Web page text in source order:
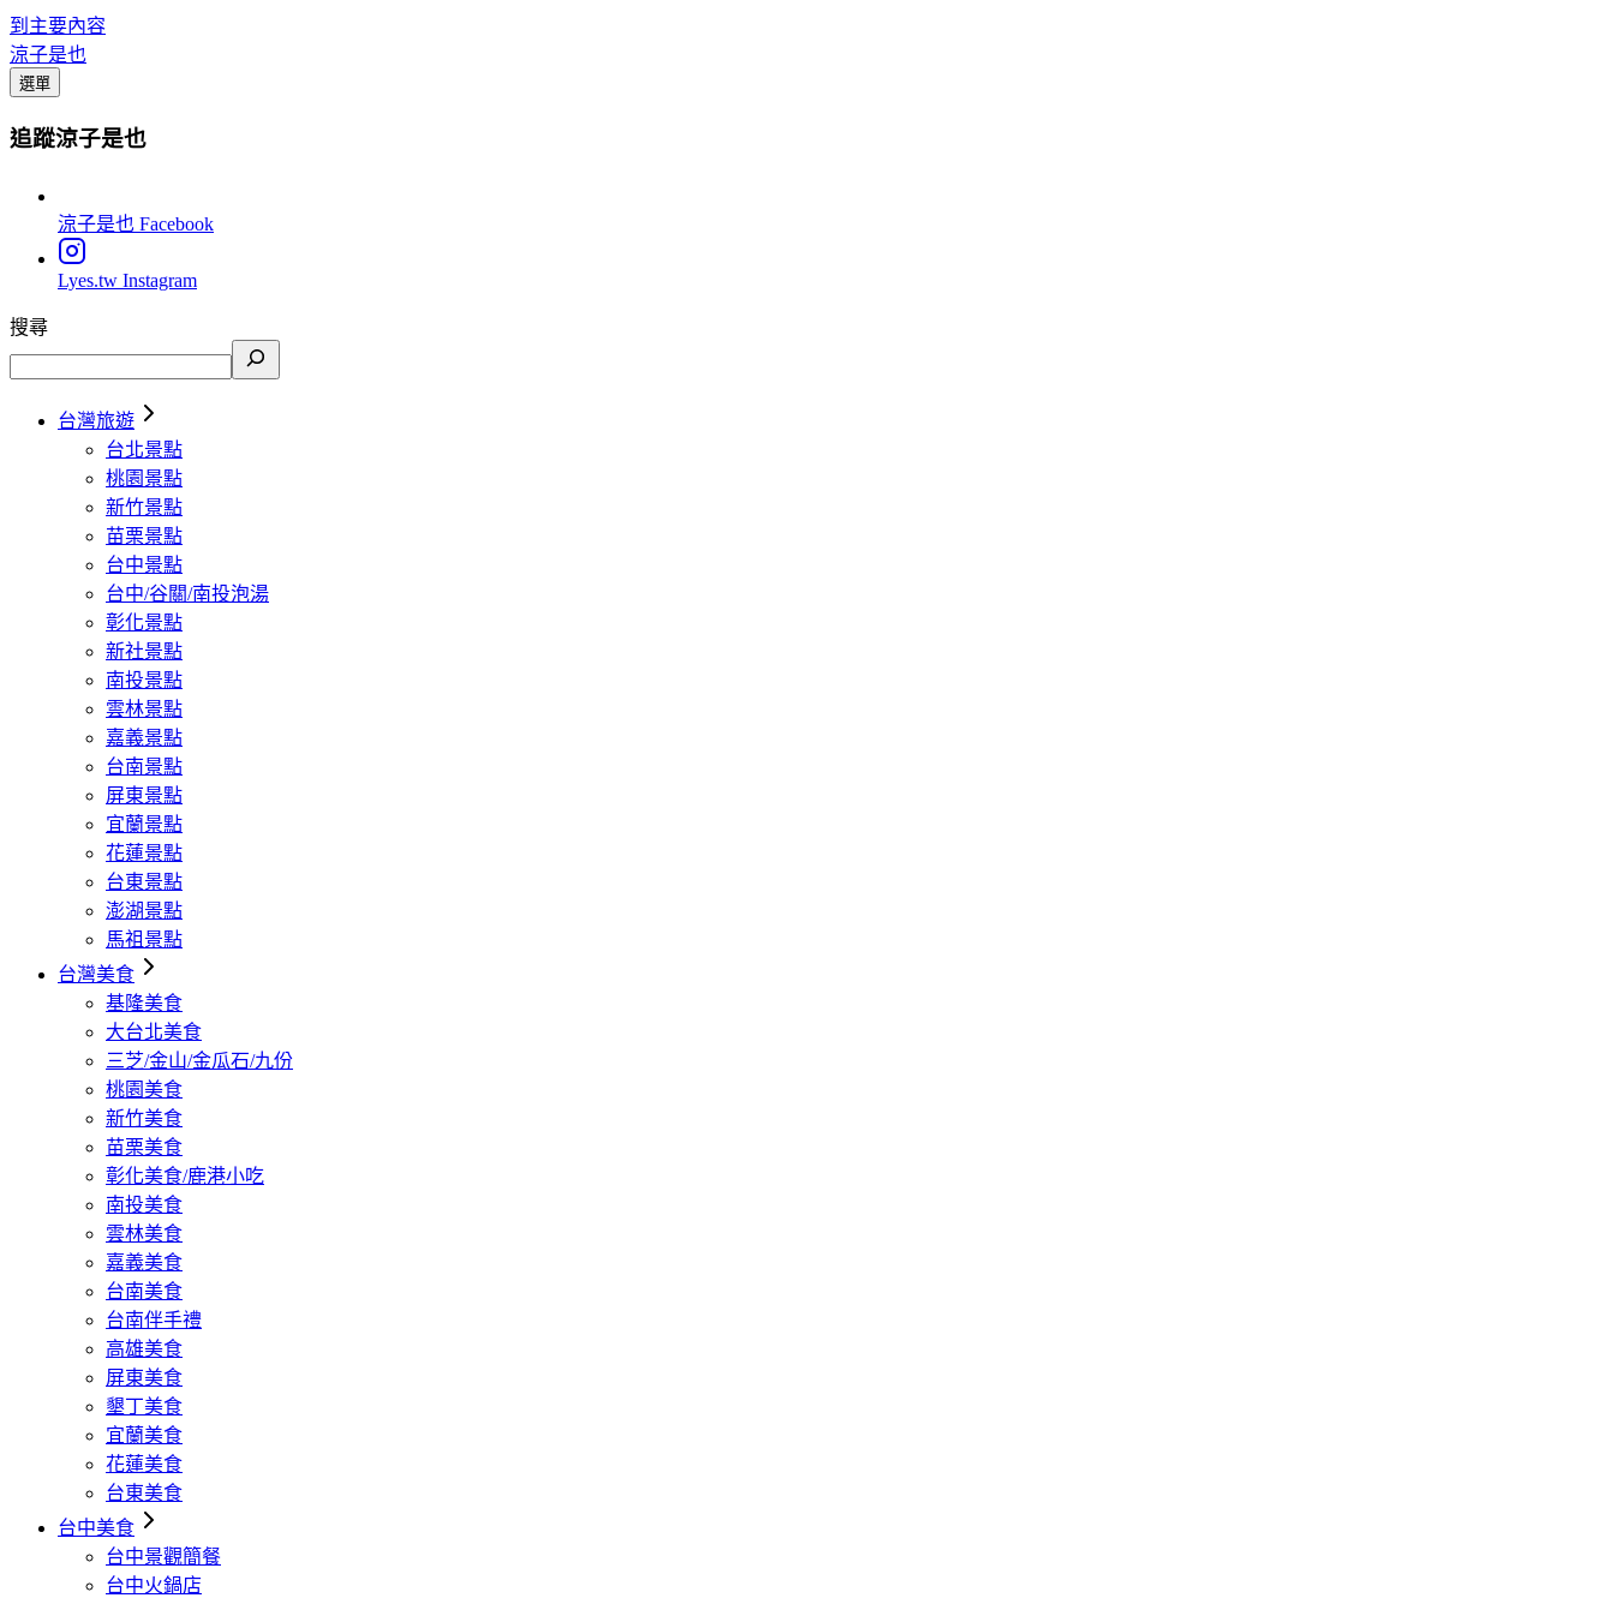
到主要內容
涼子是也
選單
追蹤涼子是也
涼子是也 Facebook
Lyes.tw Instagram
搜尋
台灣旅遊
台北景點
桃園景點
新竹景點
苗栗景點
台中景點
台中/谷關/南投泡湯
彰化景點
新社景點
南投景點
雲林景點
嘉義景點
台南景點
屏東景點
宜蘭景點
花蓮景點
台東景點
澎湖景點
馬祖景點
台灣美食
基隆美食
大台北美食
三芝/金山/金瓜石/九份
桃園美食
新竹美食
苗栗美食
彰化美食/鹿港小吃
南投美食
雲林美食
嘉義美食
台南美食
台南伴手禮
高雄美食
屏東美食
墾丁美食
宜蘭美食
花蓮美食
台東美食
台中美食
台中景觀簡餐
台中火鍋店